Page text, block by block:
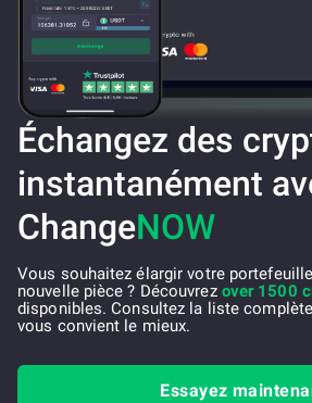
Échangez des
instantanément
ChangeNOW
Vous souhaitez élargir votre
nouvelle pièce ? Découvrez over 1500
disponibles. Consultez la liste
vous convient le mieux.
Essayez